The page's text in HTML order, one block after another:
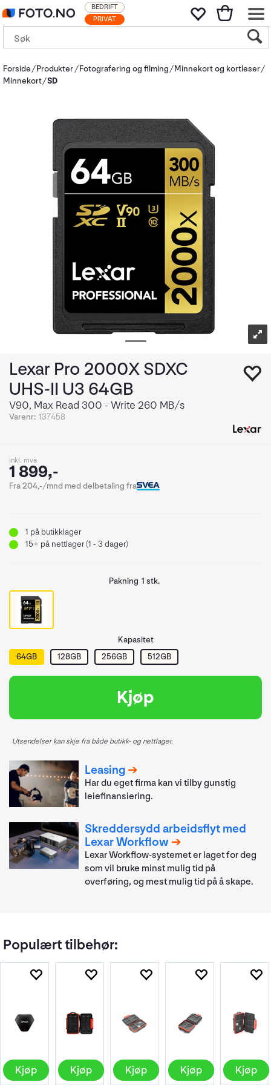
PRIVAT
BEDRIFT
Forside Produkter Fotografering og filming
Minnekort og kortleser
Minnekort SD
Lexar Pro 2000X SDXC
UHS-II U3 64GB
V90, Max Read 300 - Write 260 MB/s
Varenr: 137458
inkl. mva
1 899,-
Fra 204,-/mnd med delbetaling fra
1 på butikklager
15+ på nettlager (1 - 3 dager)
Pakning 1 stk.
Kapasitet
64GB
128GB 256GB 512GB
Kjøp
Utsendelser kan skje fra både butikk- og nettlager.
Leasing
Har du eget firma kan vi tilby gunstig
leiefinansiering.
Skreddersydd arbeidsflyt med
Lexar Workflow
Lexar Workflow-systemet er laget for deg
som vil bruke minst mulig tid på
overføring, og mest mulig tid på å skape.
Populært tilbehør:
Kjøp Kjøp Kjøp Kjøp Kjøp